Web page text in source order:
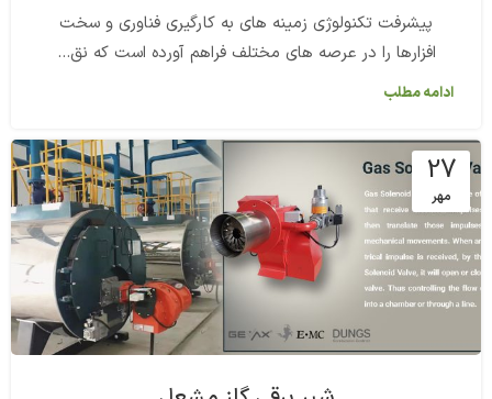
پیشرفت تکنولوژی زمینه های به کارگیری فناوری و سخت
افزارها را در عرصه های مختلف فراهم آورده است که نق...
ادامه مطلب
27
مهر